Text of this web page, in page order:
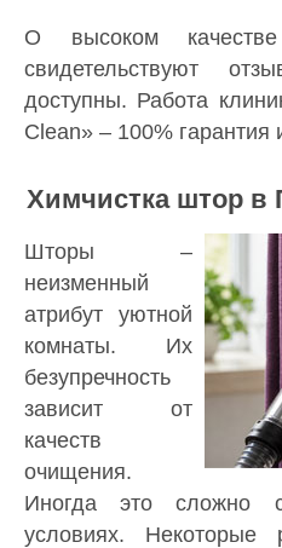
О высоком качестве
свидетельствуют
доступны. Работа
Clean» – 100% гарантия
Химчистка штор в
Шторы –
неизменный
атрибут уютной
комнаты. Их
безупречность
зависит от
качеств
очищения.
Иногда это сложно
условиях. Некоторые